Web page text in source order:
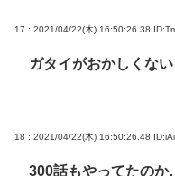
17 : 2021/04/22(木) 16:50:26.38
ガタイがおかしくない
18 : 2021/04/22(木) 16:50:26.48
300話もやってたの